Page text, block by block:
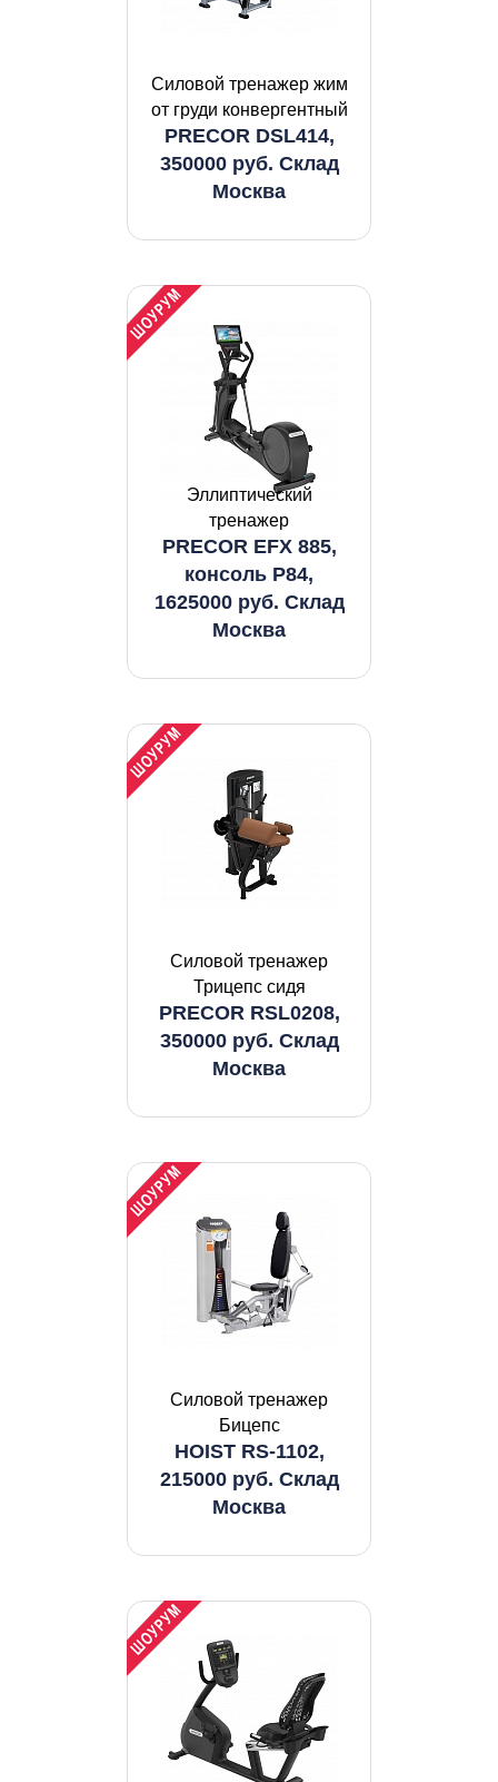
Силовой тренажер жим
от груди конвергентный
PRECOR DSL414,
350000 руб. Склад
Москва
Эллиптический
тренажер
PRECOR EFX 885,
консоль P84,
1625000 руб. Склад
Москва
Силовой тренажер
Трицепс сидя
PRECOR RSL0208,
350000 руб. Склад
Москва
Силовой тренажер
Бицепс
HOIST RS-1102,
215000 руб. Склад
Москва